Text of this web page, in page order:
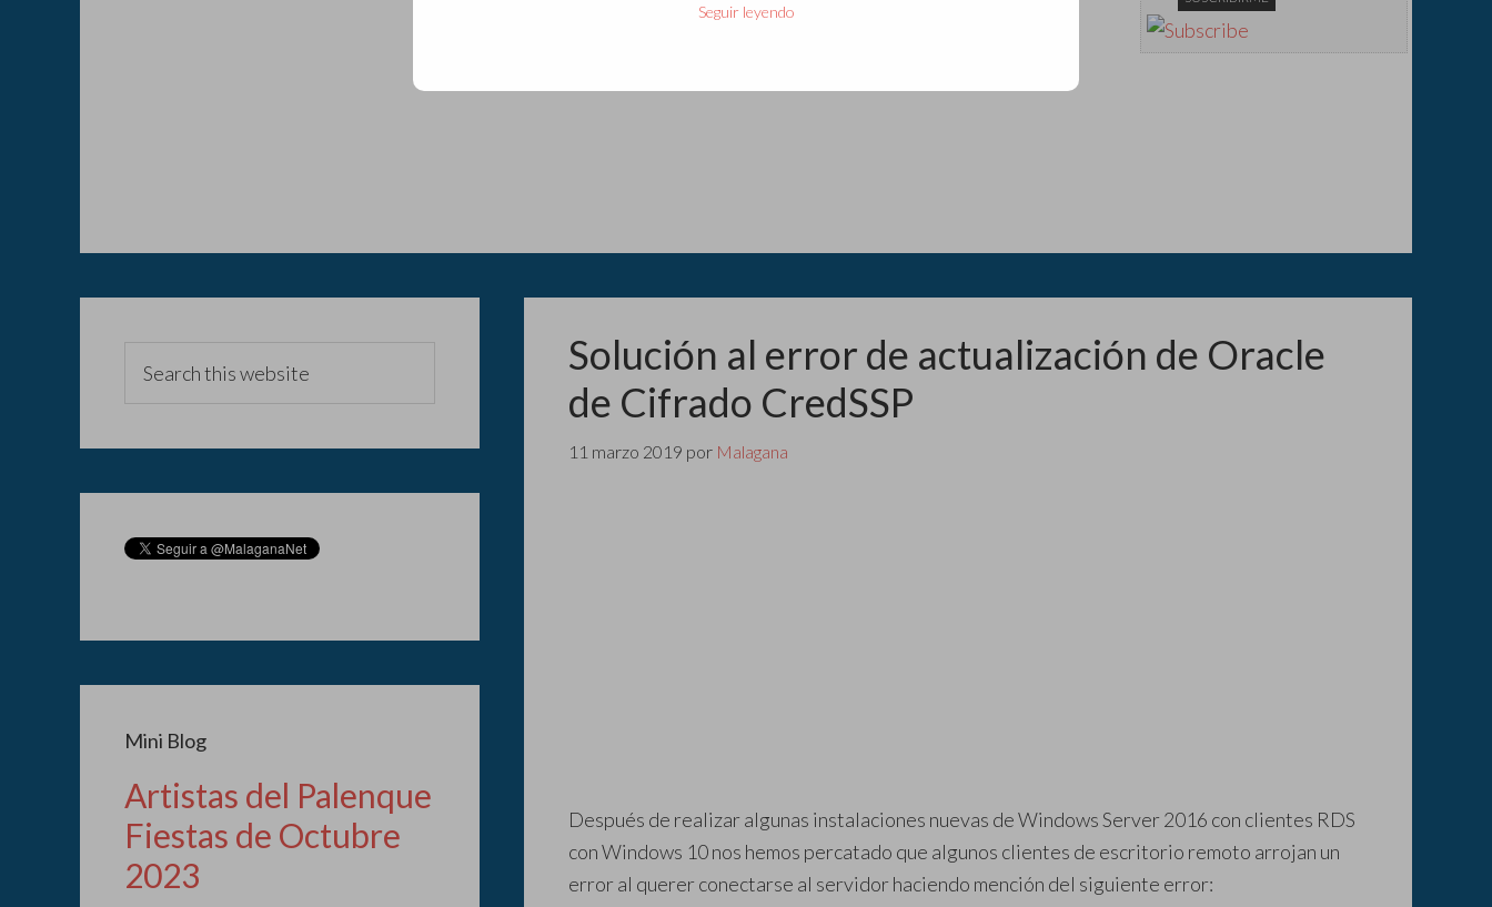
Solución al error de actualización de Oracle
de Cifrado CredSSP
11 marzo 2019 por Malagana
Después de realizar algunas instalaciones nuevas de Windows Server 2016 con clientes RDS
con Windows 10 nos hemos percatado que algunos clientes de escritorio remoto arrojan un
error al querer conectarse al servidor haciendo mención del siguiente error:
Mini Blog
Artistas del Palenque
Fiestas de Octubre
2023
Seguir leyendo